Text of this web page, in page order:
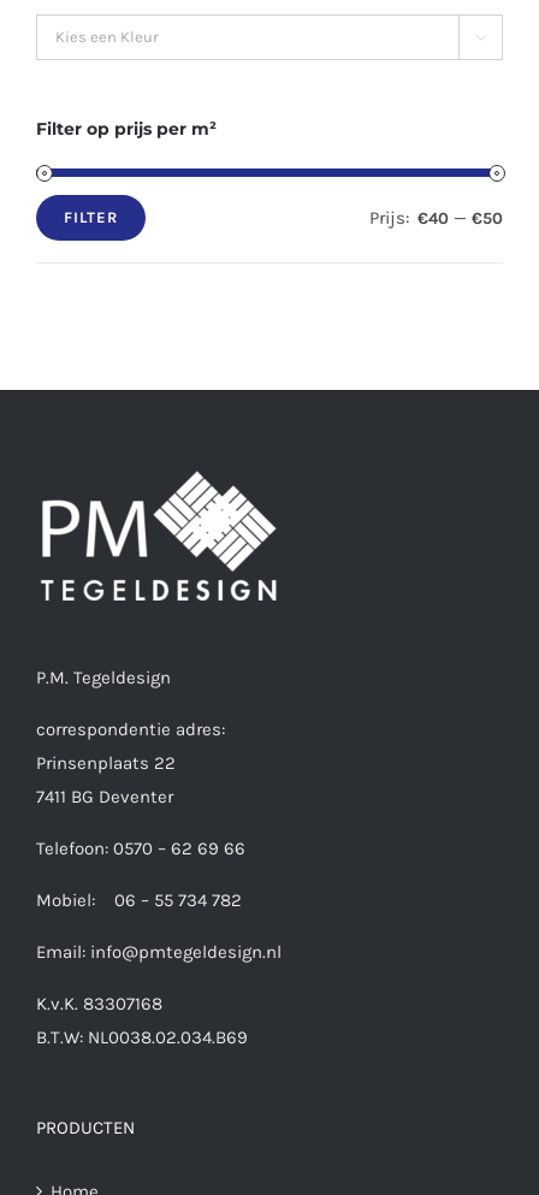

Filter op prijs per m²
Min.
Max.
FILTER Prijs: €40 — €50
P.M. Tegeldesign
correspondentie adres:
Prinsenplaats 22
7411 BG Deventer
Telefoon: 0570 – 62 69 66
Mobiel: 06 – 55 734 782
Email: info@pmtegeldesign.nl
K.v.K. 83307168
B.T.W: NL0038.02.034.B69
PRODUCTEN